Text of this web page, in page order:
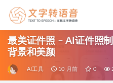
最美证件照 – AI证件照
背景和美颜
AI工具 10 月前 0